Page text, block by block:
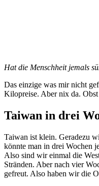
Hat die Menschheit jemals
Das einzige was mir nicht
Kilopreise. Aber nix da. Obst
Taiwan in drei
Taiwan ist klein. Geradezu
könnte man in drei Wochen
Also sind wir einmal die
Stränden. Aber nach vier
gefreut. Also haben wir die